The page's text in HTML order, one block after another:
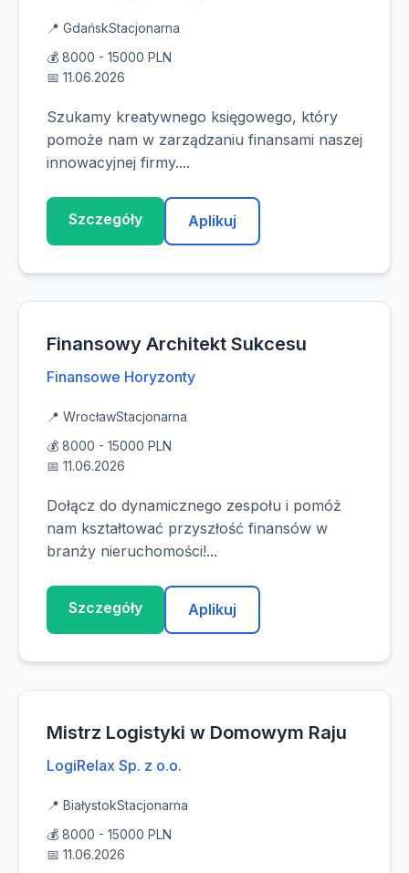
📍 GdańskStacjonarna
💰 8000 - 15000 PLN
📅 11.06.2026
Szukamy kreatywnego księgowego, który
pomoże nam w zarządzaniu finansami naszej
innowacyjnej firmy....
Szczegóły Aplikuj
Finansowy Architekt Sukcesu
Finansowe Horyzonty
📍 WrocławStacjonarna
💰 8000 - 15000 PLN
📅 11.06.2026
Dołącz do dynamicznego zespołu i pomóż
nam kształtować przyszłość finansów w
branży nieruchomości!...
Szczegóły Aplikuj
Mistrz Logistyki w Domowym Raju
LogiRelax Sp. z o.o.
📍 BiałystokStacjonarna
💰 8000 - 15000 PLN
📅 11.06.2026